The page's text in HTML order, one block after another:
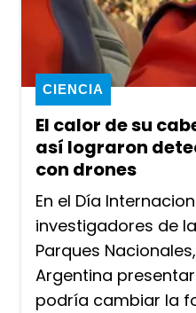
El calor de su
así lograron
con drones
CIENCIA
En el Día
investigadores de
Parques
Argentina
podría cambiar la